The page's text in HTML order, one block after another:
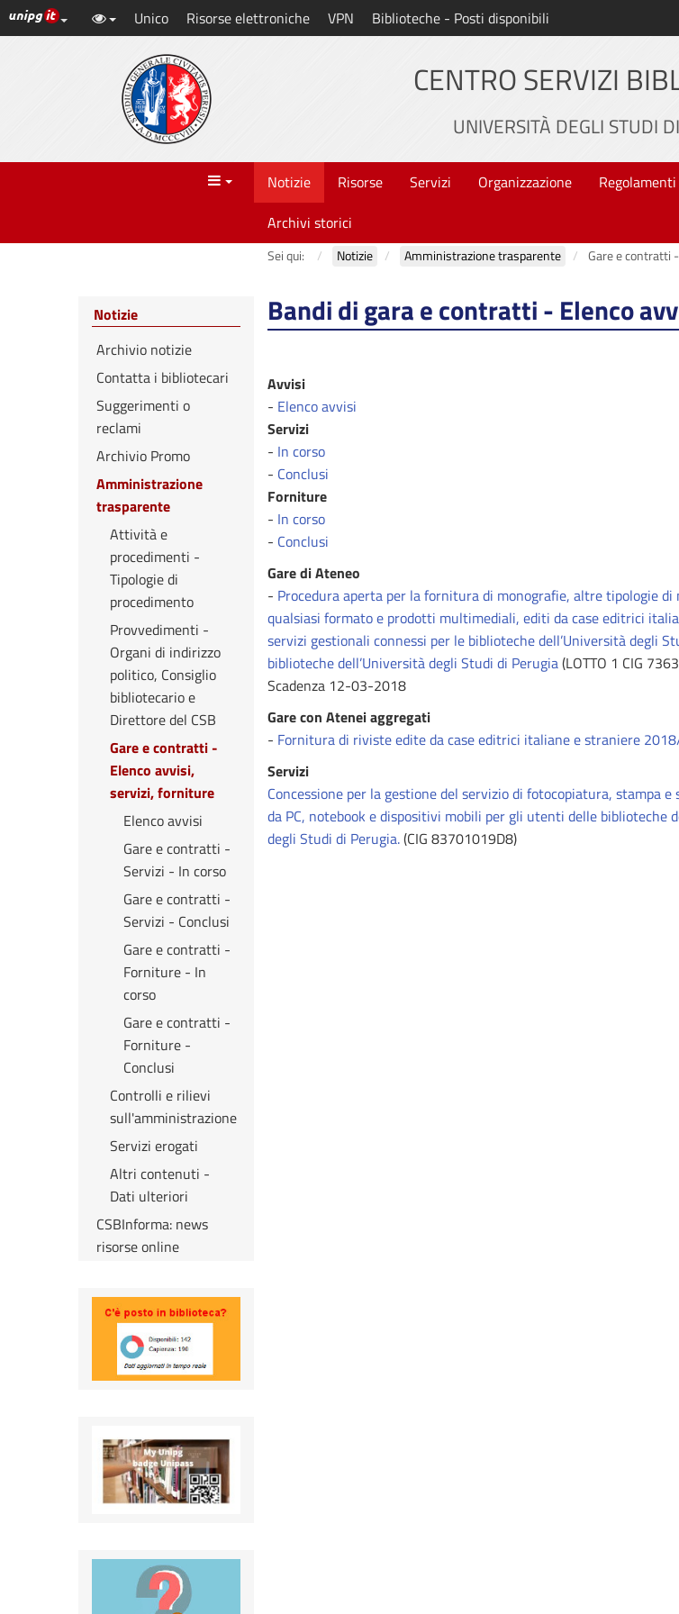
Vai
al
Link ai principali servizi web di Ateneo
Unico Risorse elettroniche VPN Biblioteche - Posti disponibili
CENTRO SERVIZI
UNIVERSITÀ DEGLI STUDI
Menu Notizie Risorse Servizi Organizzazione Regolamenti
Archivi storici
Sei qui: Notizie Amministrazione trasparente Gare e contratti
Bandi di gara e contratti - Elenco
Avvisi
- Elenco avvisi
Servizi
- In corso
- Conclusi
Forniture
- In corso
- Conclusi
Gare di Ateneo
- Procedura aperta per la fornitura di monografie, altre tipologie
qualsiasi formato e prodotti multimediali, editi da case editrici
servizi gestionali connessi per le biblioteche dell’Università degli
biblioteche dell’Università degli Studi di Perugia(LOTTO 1 CIG
Scadenza 12-03-2018
Gare con Atenei aggregati
- Fornitura di riviste edite da case editrici italiane e straniere
Servizi
Concessione per la gestione del servizio di fotocopiatura, stampa
da PC, notebook e dispositivi mobili per gli utenti delle biblioteche
degli Studi di Perugia.(CIG 83701019D8)
Notizie
Archivio notizie
Contatta i bibliotecari
Suggerimenti o
reclami
Archivio Promo
Amministrazione
trasparente
Attività e
procedimenti -
Tipologie di
procedimento
Provvedimenti -
Organi di indirizzo
politico, Consiglio
bibliotecario e
Direttore del CSB
Gare e contratti -
Elenco avvisi,
servizi, forniture
Elenco avvisi
Gare e contratti -
Servizi - In corso
Gare e contratti -
Servizi - Conclusi
Gare e contratti -
Forniture - In
corso
Gare e contratti -
Forniture -
Conclusi
Controlli e rilievi
sull'amministrazione
Servizi erogati
Altri contenuti -
Dati ulteriori
CSBInforma: news
risorse online